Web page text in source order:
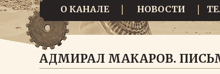
О КАНАЛЕ НОВОСТИ
АДМИРАЛ МАКАРОВ.